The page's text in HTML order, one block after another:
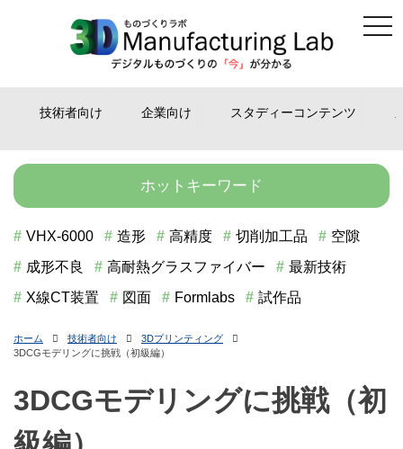
技術者向け 企業向け スタディーコンテンツ
ホットキーワード
VHX-6000 造形 高精度 切削加工品
空隙
成形不良
高耐熱グラスファイバー
最新技術
X線CT装置
図面 Formlabs 試作品
ホーム 技術者向け
3Dプリンティング
3DCGモデリングに挑戦（初級編）
3DCGモデリングに挑戦（初